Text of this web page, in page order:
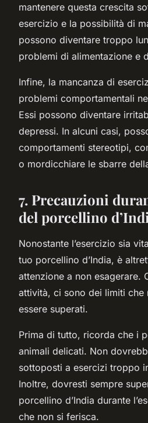
mantenere questa crescita
esercizio e la possibilità di
possono diventare troppo
problemi di alimentazione e
Infine, la mancanza di
problemi comportamentali
Essi possono diventare
depressi. In alcuni casi,
comportamenti stereotipi,
o mordicchiare le sbarre
7. Precauzioni
del porcellino
Nonostante l’esercizio sia
tuo porcellino d’India, è
attenzione a non esagerare.
attività, ci sono dei limiti che
essere superati.
Prima di tutto, ricorda che i
animali delicati. Non
sottoposti a esercizi troppo
Inoltre, dovresti sempre
porcellino d’India durante
che non si ferisca.